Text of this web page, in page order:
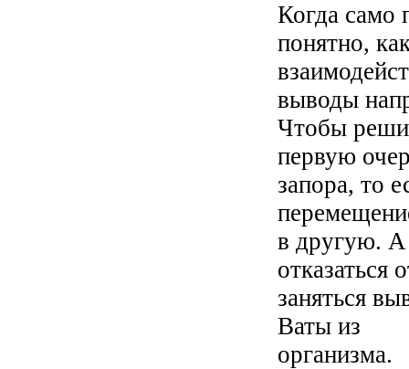
Когда само
понятно,
выводы
Чтобы
первую
запора, то
в другую. А
заняться
Ваты из
организма.